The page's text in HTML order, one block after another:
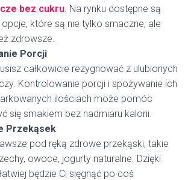
bez cukru. Na rynku dostępne są
które są nie tylko smaczne, ale
zdrowsze.
Porcji
całkowicie rezygnować z ulubionych
Kontrolowanie porcji i spożywanie ich
ilościach może pomóc
się smakiem bez nadmiaru kalorii.
Przekąsek
pod ręką zdrowe przekąski, takie
owoce, jogurty naturalne. Dzięki
będzie Ci sięgnąć po coś